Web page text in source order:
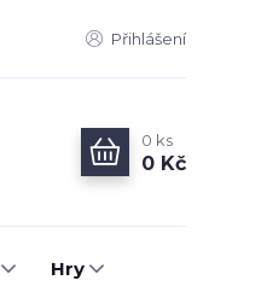
Přihlášení
0 ks
0 Kč
Hry